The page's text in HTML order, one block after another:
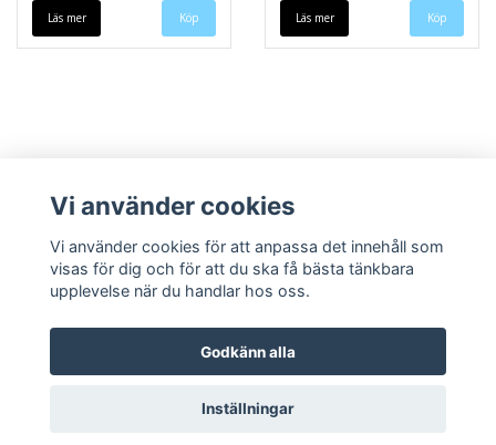
Läs mer Läs mer
Köpvillkor Kontakt
© Copyright 2026 Speedieshop
Vi använder cookies
Vi använder cookies för att anpassa det innehåll som
visas för dig och för att du ska få bästa tänkbara
upplevelse när du handlar hos oss.
Godkänn alla
Inställningar